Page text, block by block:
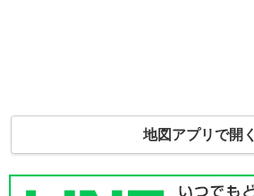
地図アプリで開く